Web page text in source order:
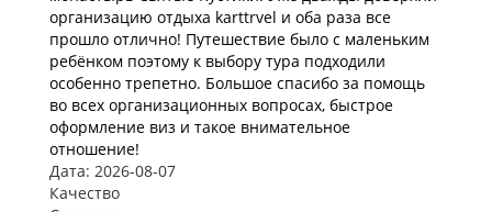
организацию отдыха karttrvel и оба раза все
прошло отлично! Путешествие было с маленьким
ребёнком поэтому к выбору тура подходили
особенно трепетно. Большое спасибо за помощь
во всех организационных вопросах, быстрое
оформление виз и такое внимательное
отношение!
Дата: 2026-08-07
Качество